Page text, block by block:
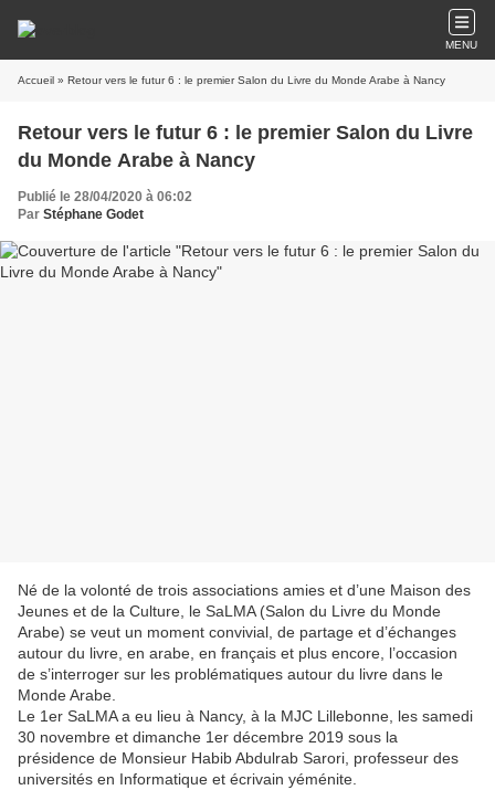
MENU
Accueil » Retour vers le futur 6 : le premier Salon du Livre du Monde Arabe à Nancy
Retour vers le futur 6 : le premier Salon du Livre
du Monde Arabe à Nancy
Publié le 28/04/2020 à 06:02
Par Stéphane Godet
Né de la volonté de trois associations amies et d’une Maison des
Jeunes et de la Culture, le SaLMA (Salon du Livre du Monde
Arabe) se veut un moment convivial, de partage et d’échanges
autour du livre, en arabe, en français et plus encore, l’occasion
de s’interroger sur les problématiques autour du livre dans le
Monde Arabe.
Le 1er SaLMA a eu lieu à Nancy, à la MJC Lillebonne, les samedi
30 novembre et dimanche 1er décembre 2019 sous la
présidence de Monsieur Habib Abdulrab Sarori, professeur des
universités en Informatique et écrivain yéménite.